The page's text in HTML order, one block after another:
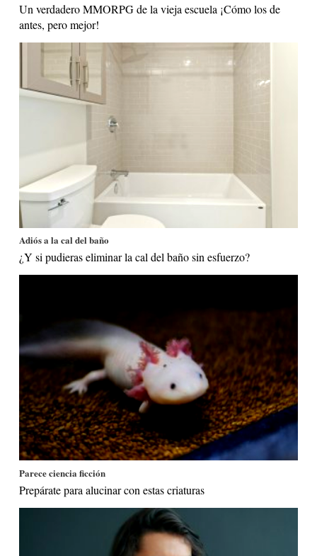
Un verdadero MMORPG de la vieja escuela ¡Cómo los de
antes, pero mejor!
Adiós a la cal del baño
¿Y si pudieras eliminar la cal del baño sin esfuerzo?
Parece ciencia ficción
Prepárate para alucinar con estas criaturas